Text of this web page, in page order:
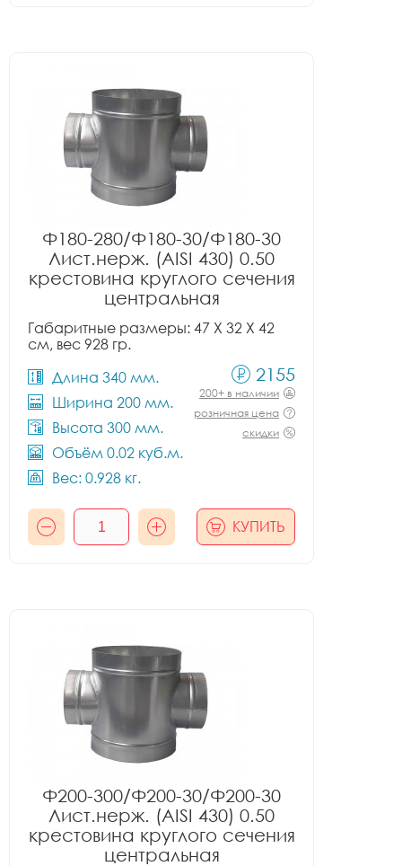
Ф180-280/Ф180-30/Ф180-30
Лист.нерж. (AISI 430) 0.50
крестовина круглого сечения
центральная
Габаритные размеры: 47 X 32 X 42
см, вес 928 гр.
Длина 340 мм.
Ширина 200 мм.
Высота 300 мм.
Объём 0.02 куб.м.
Вес: 0.928 кг.
2155
200+ в наличии
розничная цена
скидки
КУПИТЬ
Ф200-300/Ф200-30/Ф200-30
Лист.нерж. (AISI 430) 0.50
крестовина круглого сечения
центральная